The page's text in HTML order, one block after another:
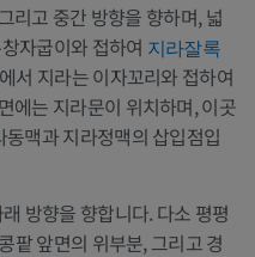
리고 중간 방향을 향하며, 넓
자굽이와 접하여 지라잘록
서 지라는 이자꼬리와 접하여
에는 지라문이 위치하며, 이곳
맥과 지라정맥의 삽입점입
방향을 향합니다. 다소 평평
팥 앞면의 위부분, 그리고 경